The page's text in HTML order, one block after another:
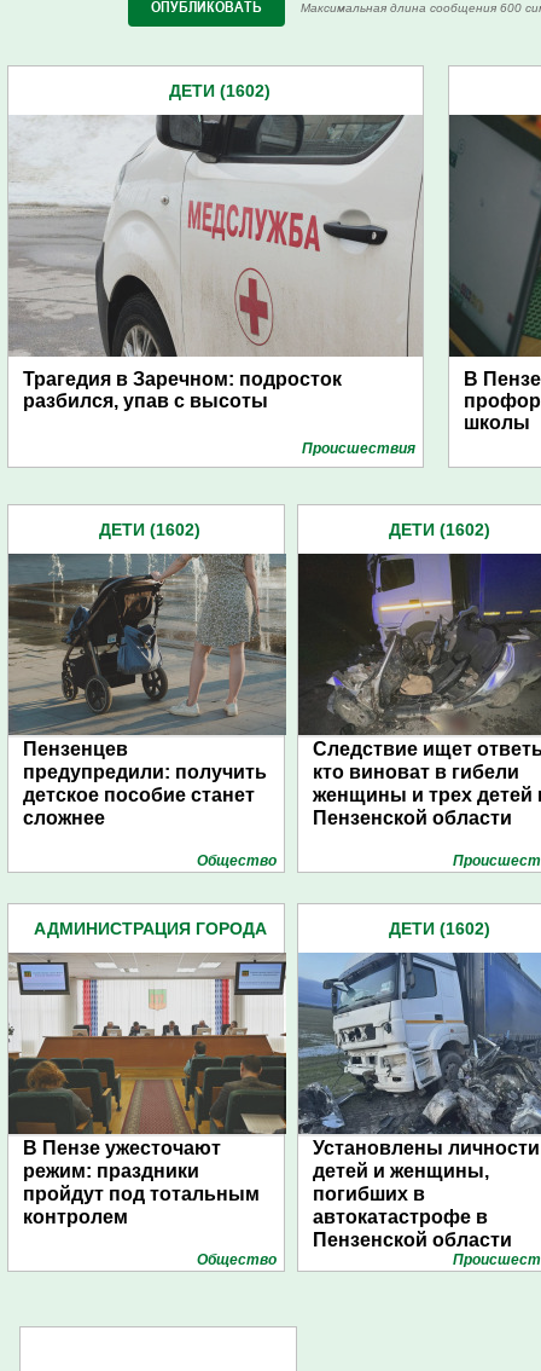
Максимальная длина сообщения 600
ДЕТИ (1602)
Трагедия в Заречном: подросток
разбился, упав с высоты
Проиcшествия
В
школы
ДЕТИ (1602)
Пензенцев
предупредили: получить
детское пособие станет
сложнее
Общество
ДЕТИ (1602)
Следствие ищет
кто виноват в гибели
женщины и трех детей
Пензенской области
АДМИНИСТРАЦИЯ ГОРОДА
В Пензе ужесточают
режим: праздники
пройдут под тотальным
контролем
Общество
ДЕТИ (1602)
Установлены личности
детей и женщины,
погибших в
автокатастрофе в
Пензенской области